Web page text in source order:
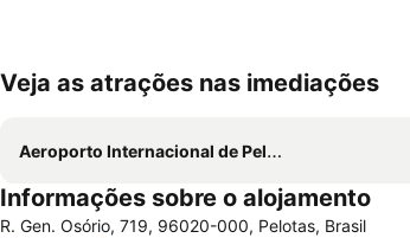
Veja as atrações nas imediações
Aeroporto Internacional de Pelotas
Informações sobre o alojamento
R. Gen. Osório, 719, 96020-000, Pelotas, Brasil